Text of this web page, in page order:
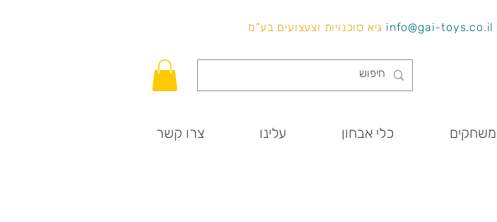
info@gai-toys.co.il גיא סוכנויות וצעצועים בע"מ
משחקים כלי אבחון עלינו צרו קשר